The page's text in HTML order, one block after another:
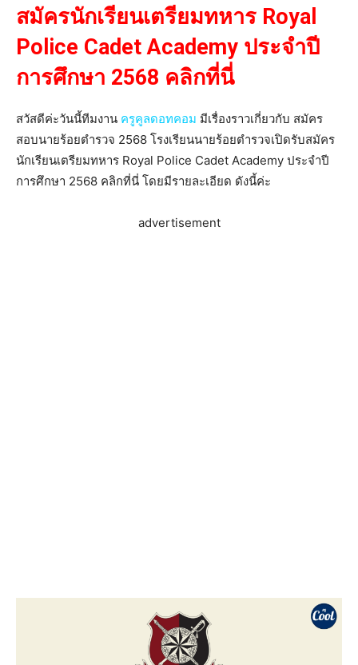
สมัครนักเรียนเตรียมทหาร Royal
Police Cadet Academy ประจำปี
การศึกษา 2568 คลิกที่นี่
สวัสดีค่ะวันนี้ทีมงาน ครูคูลดอทคอม มีเรื่องราวเกี่ยวกับ สมัคร
สอบนายร้อยตำรวจ 2568 โรงเรียนนายร้อยตำรวจเปิดรับสมัคร
นักเรียนเตรียมทหาร Royal Police Cadet Academy ประจำปี
การศึกษา 2568 คลิกที่นี่ โดยมีรายละเอียด ดังนี้ค่ะ
advertisement